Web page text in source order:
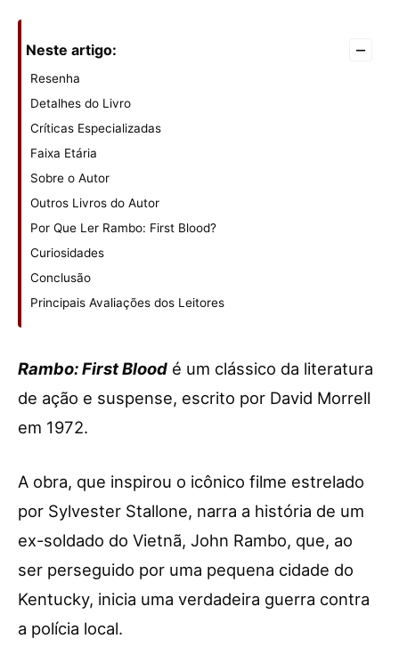
Neste artigo: –
Resenha
Detalhes do Livro
Críticas Especializadas
Faixa Etária
Sobre o Autor
Outros Livros do Autor
Por Que Ler Rambo: First Blood?
Curiosidades
Conclusão
Principais Avaliações dos Leitores
Rambo: First Blood é um clássico da literatura
de ação e suspense, escrito por David Morrell
em 1972.
A obra, que inspirou o icônico filme estrelado
por Sylvester Stallone, narra a história de um
ex-soldado do Vietnã, John Rambo, que, ao
ser perseguido por uma pequena cidade do
Kentucky, inicia uma verdadeira guerra contra
a polícia local.